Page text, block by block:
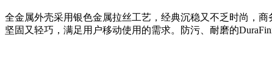
全金属外壳采用银色金属拉丝工艺，经典沉稳又不乏时尚，
坚固又轻巧，满足用户移动使用的需求。防污、耐磨的